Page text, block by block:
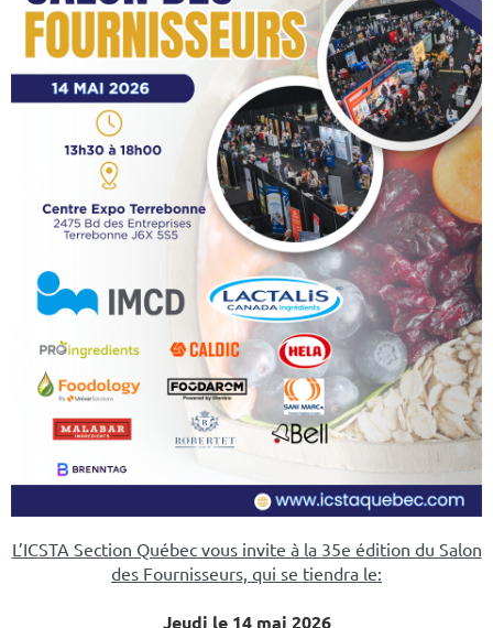
L’ICSTA Section Québec vous invite à la 35e édition du Salon
des Fournisseurs, qui se tiendra le:
Jeudi le 14 mai 2026